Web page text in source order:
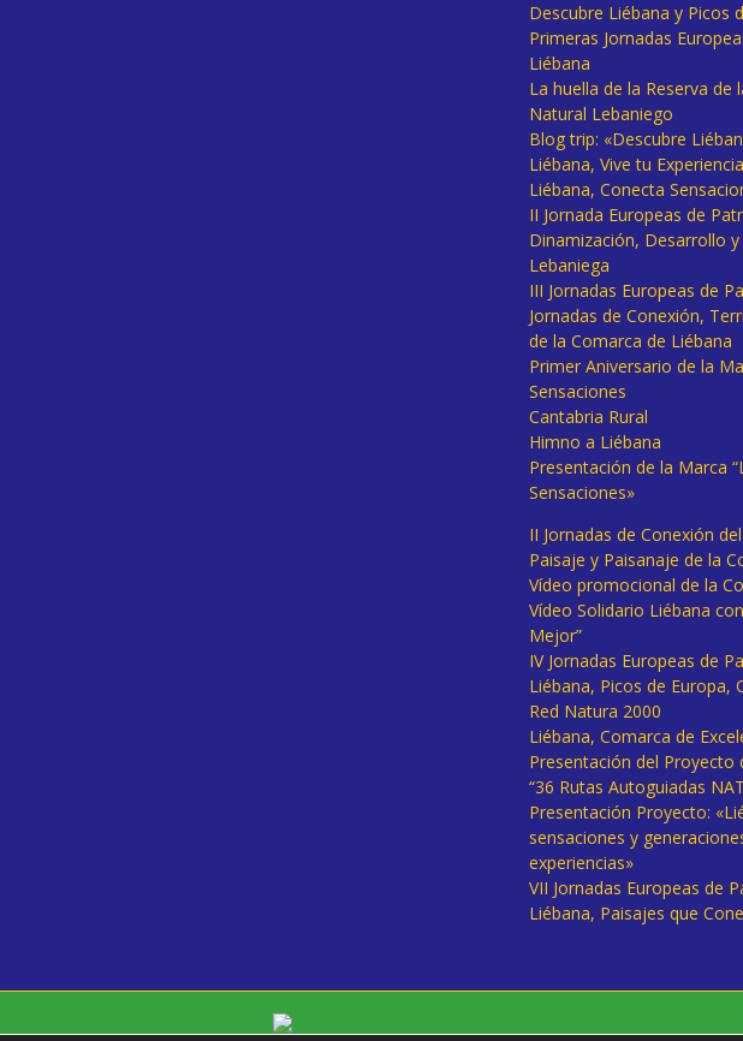
Descubre Liébana y Picos
Primeras Jornadas
Liébana
La huella de la Reserva
Natural Lebaniego
Blog trip: «Descubre
Liébana, Vive tu Experiencia
Liébana, Conecta
II Jornada Europeas de
Dinamización, Desarrollo
Lebaniega
III Jornadas Europeas de
Jornadas de Conexión,
de la Comarca de Liébana
Primer Aniversario de la
Sensaciones
Cantabria Rural
Himno a Liébana
Presentación de la Marca
Sensaciones»
II Jornadas de Conexión
Paisaje y Paisanaje de la
Vídeo promocional de la
Vídeo Solidario Liébana
Mejor”
IV Jornadas Europeas de
Liébana, Picos de Europa,
Red Natura 2000
Liébana, Comarca de
Presentación del Proyecto
“36 Rutas Autoguiadas
Presentación Proyecto:
sensaciones y
experiencias»
VII Jornadas Europeas de
Liébana, Paisajes que